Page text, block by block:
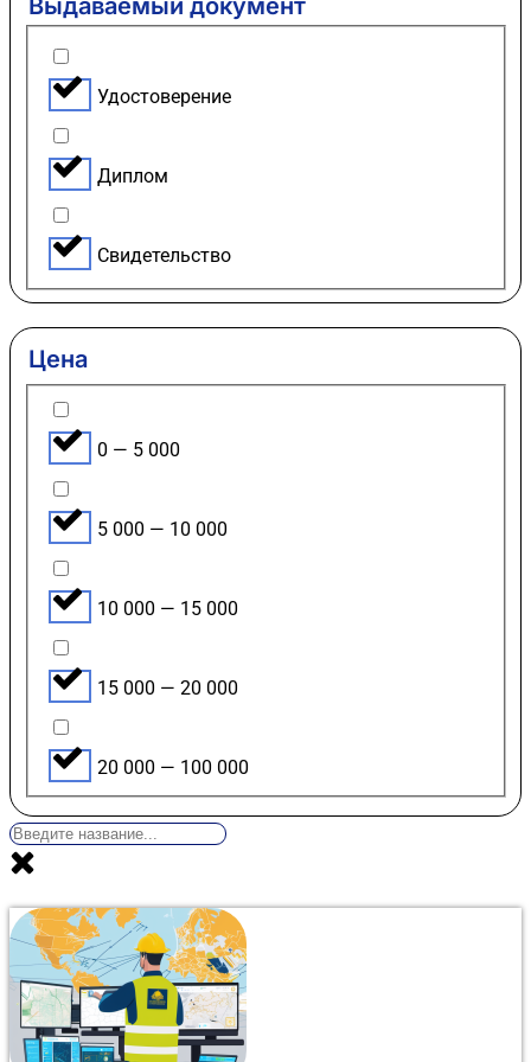
Выдаваемый документ
Удостоверение
Диплом
Свидетельство
Цена
0 — 5 000
5 000 — 10 000
10 000 — 15 000
15 000 — 20 000
20 000 — 100 000